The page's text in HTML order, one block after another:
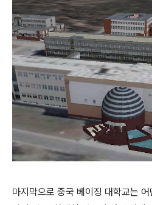
마지막으로 중국 베이징 대학교는